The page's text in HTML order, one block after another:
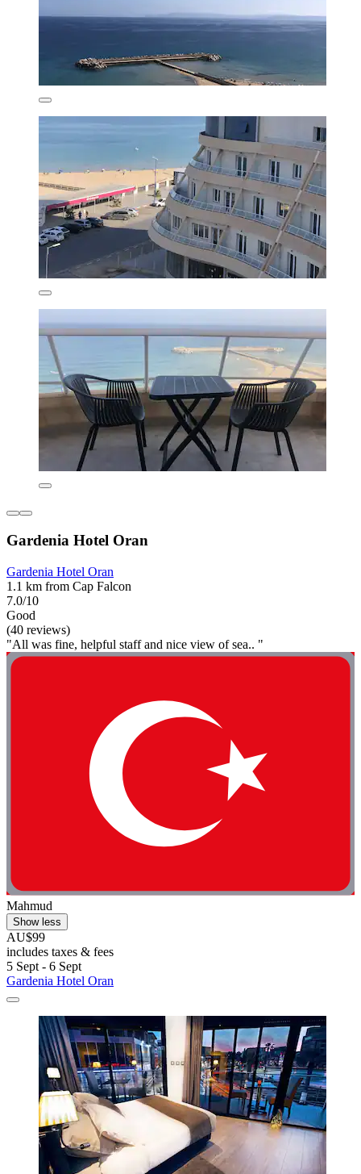
Gardenia Hotel Oran
Gardenia Hotel Oran
1.1 km from Cap Falcon
7.0/10
Good
(40 reviews)
"All was fine, helpful staff and nice view of sea.. "
Mahmud
Show less
AU$99
includes taxes & fees
5 Sept - 6 Sept
Gardenia Hotel Oran